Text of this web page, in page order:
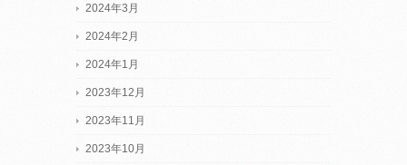
2024年3月
2024年2月
2024年1月
2023年12月
2023年11月
2023年10月